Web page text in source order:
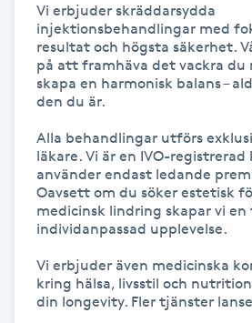
Gruppträning
Gua Sha-massage
Hatha Yoga
Headspa
Healing
Vi erbjuder skräddarsydda
injektionsbehandlingar med
resultat och högsta säkerhet.
på att framhäva det vackra du
skapa en harmonisk balans –
den du är.
Alla behandlingar utförs
läkare. Vi är en IVO-registrerad
använder endast ledande
Oavsett om du söker estetisk
medicinsk lindring skapar vi en
individanpassad upplevelse.
Vi erbjuder även medicinska
kring hälsa, livsstil och
din longevity. Fler tjänster